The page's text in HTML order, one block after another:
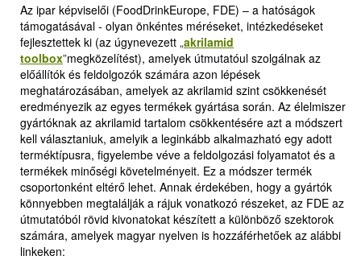
Az ipar képviselői (FoodDrinkEurope, FDE) – a hatóságok
támogatásával - olyan önkéntes méréseket, intézkedéseket
fejlesztettek ki (az úgynevezett „akrilamid
toolbox”megközelítést), amelyek útmutatóul szolgálnak az
előállítók és feldolgozók számára azon lépések
meghatározásában, amelyek az akrilamid szint csökkenését
eredményezik az egyes termékek gyártása során. Az élelmiszer
gyártóknak az akrilamid tartalom csökkentésére azt a módszert
kell választaniuk, amelyik a leginkább alkalmazható egy adott
terméktípusra, figyelembe véve a feldolgozási folyamatot és a
termékek minőségi követelményeit. Ez a módszer termék
csoportonként eltérő lehet. Annak érdekében, hogy a gyártók
könnyebben megtalálják a rájuk vonatkozó részeket, az FDE az
útmutatóból rövid kivonatokat készített a különböző szektorok
számára, amelyek magyar nyelven is hozzáférhetőek az alábbi
linkeken: